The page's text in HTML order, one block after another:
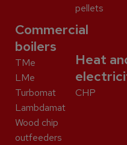
pellets
Commercial
boilers
TMe
LMe
Turbomat
Lambdamat
Wood chip
outfeeders
Heat
CHP